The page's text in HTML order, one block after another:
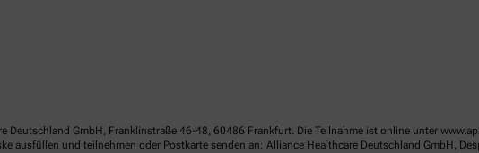
Deutschland GmbH, Franklinstraße 46-48, 60486 Frankfurt. Die Teilnahme ist online unter
ausfüllen und teilnehmen oder Postkarte senden an: Alliance Healthcare Deutschland GmbH,